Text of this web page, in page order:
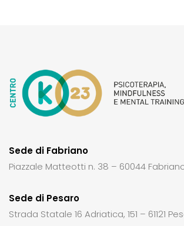
Sede di Fabriano
Piazzale Matteotti n. 38 – 60044
Sede di Pesaro
Strada Statale 16 Adriatica, 151 – 61121